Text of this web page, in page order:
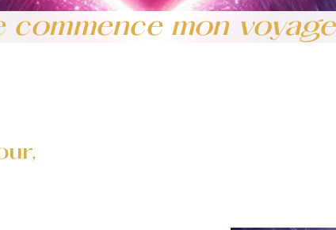
commence mon voyage